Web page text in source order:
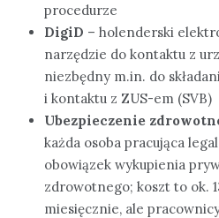
procedurze
DigiD – holenderski
narzędzie do kontaktu z
niezbędny m.in. do
i kontaktu z ZUS-em (SVB)
Ubezpieczenie
każda osoba pracująca
obowiązek wykupienia
zdrowotnego; koszt to ok.
miesięcznie, ale